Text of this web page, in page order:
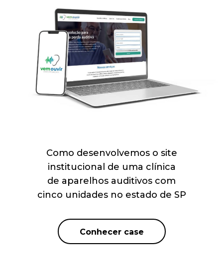
Como desenvolvemos o site
institucional de uma clínica
de aparelhos auditivos com
cinco unidades no estado de SP
Conhecer case